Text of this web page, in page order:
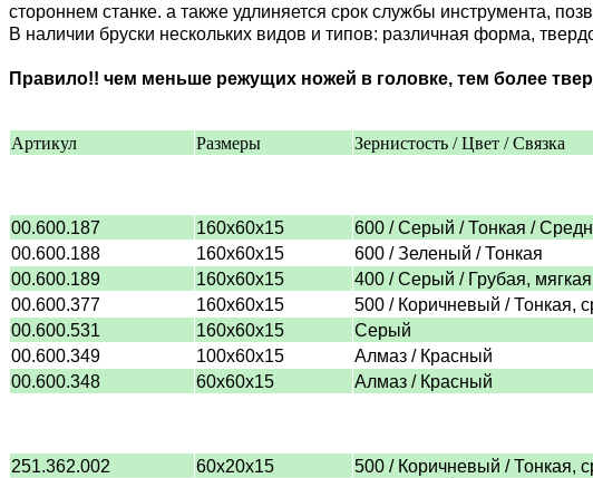
стороннем станке. а также удлиняется срок службы инструмента,
В наличии бруски нескольких видов и типов: различная форма,
Правило!! чем меньше режущих ножей в головке, тем более
Артикул Размеры Зернистость / Цвет / Связка
00.600.187 160х60х15 600 / Серый / Тонкая /
00.600.188
160х60х15 600 / Зеленый / Тонкая
00.600.189
160х60х15 400 / Серый / Грубая, мягкая
00.600.377
160х60х15 500 / Коричневый / Тонкая,
00.600.531
160х60х15 Серый
00.600.349
100х60х15 Алмаз / Красный
00.600.348
60х60х15 Алмаз / Красный
251.362.002 60х20х15 500 / Коричневый / Тонкая,